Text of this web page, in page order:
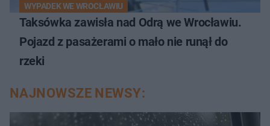
WYPADEK WE WROCŁAWIU
Taksówka zawisła nad Odrą we Wrocławiu.
Pojazd z pasażerami o mało nie runął do
rzeki
NAJNOWSZE NEWSY: